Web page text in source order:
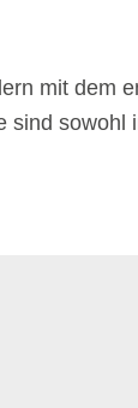
mit dem
sind sowohl